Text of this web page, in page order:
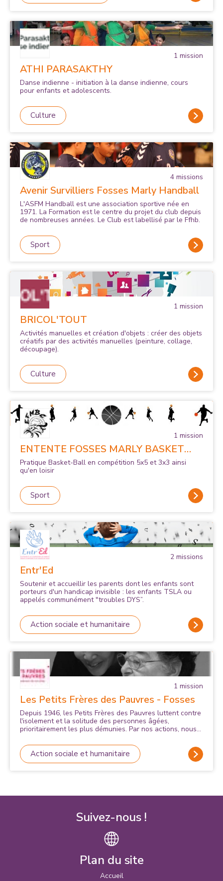
1 mission
ATHI PARASAKTHY
Danse indienne - initiation à la danse indienne, cours
pour enfants et adolescents.
Culture
4 missions
Avenir Survilliers Fosses Marly Handball
L'ASFM Handball est une association sportive née en
1971. La Formation est le centre du projet du club depuis
de nombreuses années. Le Club est labellisé par le Ffhb.
Sport
1 mission
BRICOL'TOUT
Activités manuelles et création d'objets : créer des objets
créatifs par des activités manuelles (peinture, collage,
découpage).
Culture
1 mission
ENTENTE FOSSES MARLY BASKET
CLUB
Pratique Basket-Ball en compétition 5x5 et 3x3 ainsi
qu'en loisir
Sport
2 missions
Entr'Ed
Soutenir et accueillir les parents dont les enfants sont
porteurs d'un handicap invisible : les enfants TSLA ou
appelés communément "troubles DYS”.
Action sociale et humanitaire
1 mission
Les Petits Frères des Pauvres - Fosses
Depuis 1946, les Petits Frères des Pauvres luttent contre
l'isolement et la solitude des personnes âgées,
prioritairement les plus démunies. Par nos actions, nous
la vie et faire partie du monde qui les entoure. Vivre tout
simplement.
Action sociale et humanitaire
Suivez-nous !
Plan du site
Accueil